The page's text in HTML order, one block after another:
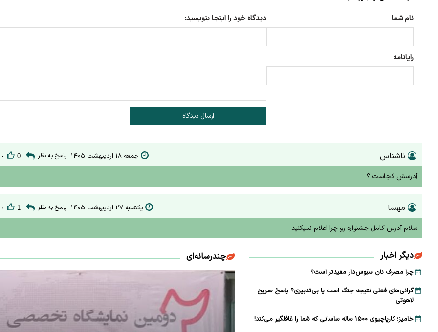
نام شما
رایانامه
دیدگاه خود را اینجا بنویسید:
ارسال دیدگاه
ناشناس جمعه ۱۸ اردیبهشت ۱۴۰۵ پاسخ به نظر 0 ۰
آدرسش کجاست ؟
مهسا یکشنبه ۲۷ اردیبهشت ۱۴۰۵ پاسخ به نظر 1 ۰
سلام آدرس کامل جشنواره رو چرا اعلام نمیکنید
دیگر اخبار
چرا مصرف نان سبوس‌دار مفیدتر است؟
گرانی‌های فعلی نتیجه جنگ است یا بی‌تدبیری؟ پاسخ صریح
لاهوتی
خامیز؛ کارپاچیوی ۱۵۰۰ ساله ساسانی که شما را غافلگیر می‌کند!
چندرسانه‌ای